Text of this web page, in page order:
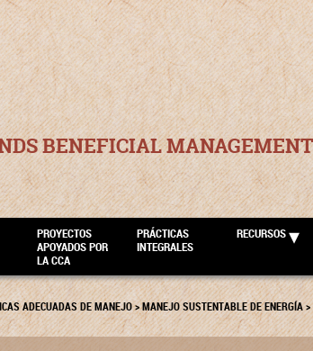
BENEFICIAL
PROYECTOS
APOYADOS POR
LA CCA
PRÁCTICAS
INTEGRALES
RECURSOS
ADECUADAS DE MANEJO>MANEJO SUSTENTABLE DE ENERGÍA>